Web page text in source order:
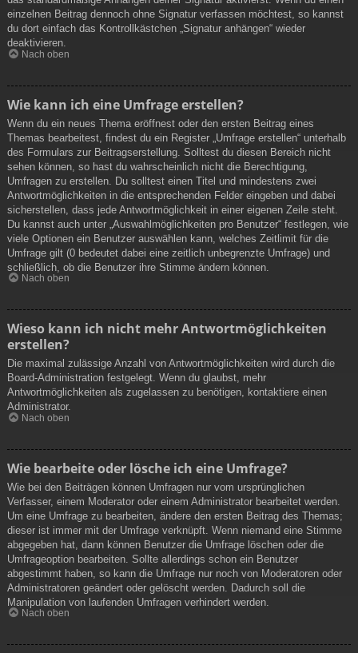
einzelnen Beitrag dennoch ohne Signatur verfassen möchtest, so kannst
du dort einfach das Kontrollkästchen „Signatur anhängen“ wieder
deaktivieren.
Nach oben
Wie kann ich eine Umfrage erstellen?
Wenn du ein neues Thema eröffnest oder den ersten Beitrag eines
Themas bearbeitest, findest du ein Register „Umfrage erstellen“ unterhalb
des Formulars zur Beitragserstellung. Solltest du diesen Bereich nicht
sehen können, so hast du wahrscheinlich nicht die Berechtigung,
Umfragen zu erstellen. Du solltest einen Titel und mindestens zwei
Antwortmöglichkeiten in die entsprechenden Felder eingeben und dabei
sicherstellen, dass jede Antwortmöglichkeit in einer eigenen Zeile steht.
Du kannst auch unter „Auswahlmöglichkeiten pro Benutzer“ festlegen, wie
viele Optionen ein Benutzer auswählen kann, welches Zeitlimit für die
Umfrage gilt (0 bedeutet dabei eine zeitlich unbegrenzte Umfrage) und
schließlich, ob die Benutzer ihre Stimme ändern können.
Nach oben
Wieso kann ich nicht mehr Antwortmöglichkeiten
erstellen?
Die maximal zulässige Anzahl von Antwortmöglichkeiten wird durch die
Board-Administration festgelegt. Wenn du glaubst, mehr
Antwortmöglichkeiten als zugelassen zu benötigen, kontaktiere einen
Administrator.
Nach oben
Wie bearbeite oder lösche ich eine Umfrage?
Wie bei den Beiträgen können Umfragen nur vom ursprünglichen
Verfasser, einem Moderator oder einem Administrator bearbeitet werden.
Um eine Umfrage zu bearbeiten, ändere den ersten Beitrag des Themas;
dieser ist immer mit der Umfrage verknüpft. Wenn niemand eine Stimme
abgegeben hat, dann können Benutzer die Umfrage löschen oder die
Umfrageoption bearbeiten. Sollte allerdings schon ein Benutzer
abgestimmt haben, so kann die Umfrage nur noch von Moderatoren oder
Administratoren geändert oder gelöscht werden. Dadurch soll die
Manipulation von laufenden Umfragen verhindert werden.
Nach oben